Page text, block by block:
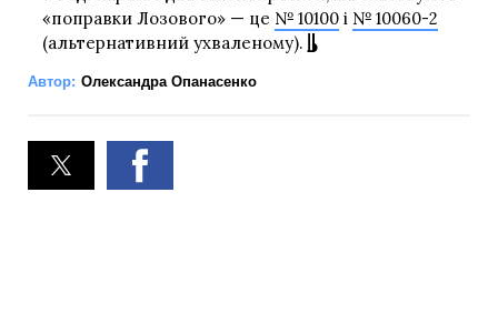
«поправки Лозового» — це № 10100і № 10060-2
(альтернативний ухваленому).
Автор: Олександра Опанасенко